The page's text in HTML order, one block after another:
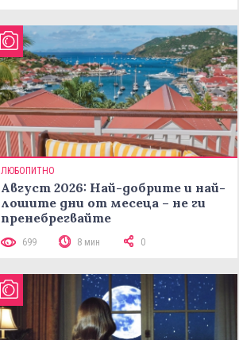
ЛЮБОПИТНО
Август 2026: Най-добрите и най-
лошите дни от месеца – не ги
пренебрегвайте
699 8 мин 0